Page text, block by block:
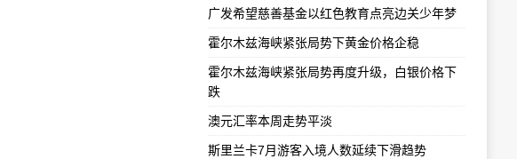
广发希望慈善基金以红色教育点亮边关少年梦
霍尔木兹海峡紧张局势下黄金价格企稳
霍尔木兹海峡紧张局势再度升级，白银价格下
跌
澳元汇率本周走势平淡
斯里兰卡7月游客入境人数延续下滑趋势